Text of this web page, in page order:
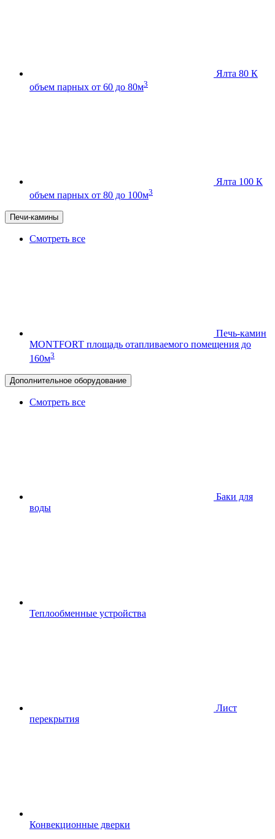
Ялта 80 К
объем парных от 60 до 80м3
Ялта 100 К
объем парных от 80 до 100м3
Печи-камины
Смотреть все
Печь-камин
MONTFORT площадь отапливаемого помещения до
160м3
Дополнительное оборудование
Смотреть все
Баки для
воды
Теплообменные устройства
Лист
перекрытия
Конвекционные дверки